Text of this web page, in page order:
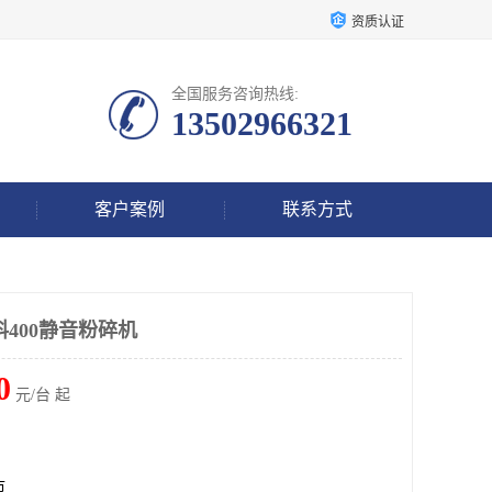
资质认证
全国服务咨询热线:
13502966321
客户案例 联系方式
400静音粉碎机
元/台 起